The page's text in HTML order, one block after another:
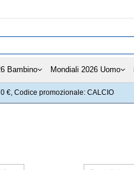
Bambino Mondiali 2026 Uomo
€, Codice promozionale: CALCIO